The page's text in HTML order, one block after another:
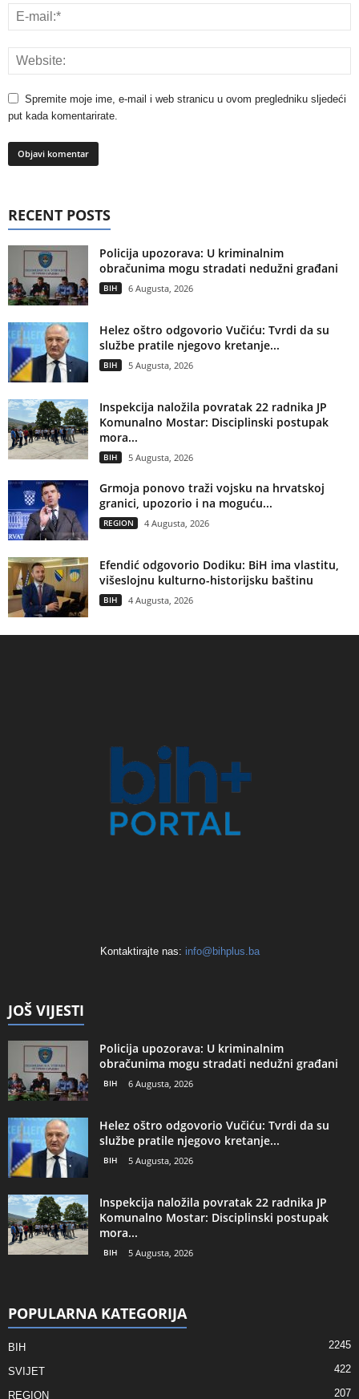
Spremite moje ime, e-mail i web stranicu u ovom pregledniku sljedeći
put kada komentarirate.
RECENT POSTS
Policija upozorava: U kriminalnim
obračunima mogu stradati nedužni građani
BIH 6 Augusta, 2026
Helez oštro odgovorio Vučiću: Tvrdi da su
službe pratile njegovo kretanje...
BIH 5 Augusta, 2026
Inspekcija naložila povratak 22 radnika JP
Komunalno Mostar: Disciplinski postupak
mora...
BIH 5 Augusta, 2026
Grmoja ponovo traži vojsku na hrvatskoj
granici, upozorio i na moguću...
REGION 4 Augusta, 2026
Efendić odgovorio Dodiku: BiH ima vlastitu,
višeslojnu kulturno-historijsku baštinu
BIH 4 Augusta, 2026
Kontaktirajte nas: info@bihplus.ba
JOŠ VIJESTI
Policija upozorava: U kriminalnim
obračunima mogu stradati nedužni građani
BIH 6 Augusta, 2026
Helez oštro odgovorio Vučiću: Tvrdi da su
službe pratile njegovo kretanje...
BIH 5 Augusta, 2026
Inspekcija naložila povratak 22 radnika JP
Komunalno Mostar: Disciplinski postupak
mora...
BIH 5 Augusta, 2026
POPULARNA KATEGORIJA
BIH 2245
SVIJET 422
REGION 207